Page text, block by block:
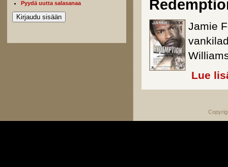
Pyydä uutta salasanaa
Jamie
Lue